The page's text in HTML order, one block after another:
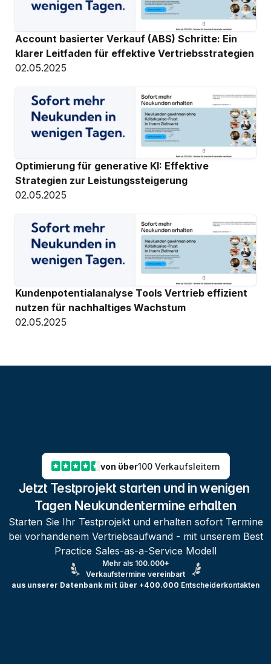
Account basierter Verkauf (ABS) Schritte: Ein
klarer Leitfaden für effektive Vertriebsstrategien
02.05.2025
Optimierung für generative KI: Effektive
Strategien zur Leistungssteigerung
02.05.2025
Kundenpotentialanalyse Tools Vertrieb effizient
nutzen für nachhaltiges Wachstum
02.05.2025
von über100 Verkaufsleitern
Jetzt Testprojekt starten und in wenigen
Tagen Neukundentermine erhalten
Starten Sie Ihr Testprojekt und erhalten sofort Termine
bei vorhandenem Vertriebsaufwand - mit unserem Best
Practice Sales-as-a-Service Modell
Mehr als 100.000+
Verkaufstermine vereinbart
aus unserer Datenbank mit über +400.000 Entscheiderkontakten